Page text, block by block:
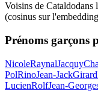
Voisins de Cataldodans
(cosinus sur
Prénoms garçons
NicoleRaynalJacquy
PolRinoJean-JackGirard
LucienRolfJean-